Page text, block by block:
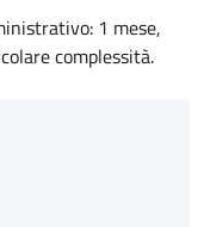
1 mese,
complessità.